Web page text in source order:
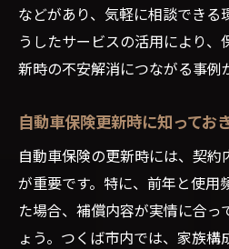
などがあり、気軽に相談できる
うしたサービスの活用により
新時の不安解消につながる事例
自動車保険更新時に知ってお
自動車保険の更新時には、契約
が重要です。特に、前年と使用
た場合、補償内容が実情に合っ
ょう。つくば市内では、家族構